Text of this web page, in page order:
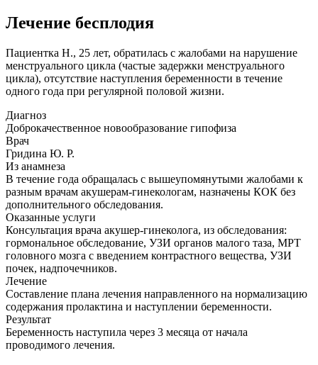
Лечение бесплодия
Пациентка Н., 25 лет, обратилась с жалобами на нарушение
менструального цикла (частые задержки менструального
цикла), отсутствие наступления беременности в течение
одного года при регулярной половой жизни.
Диагноз
Доброкачественное новообразование гипофиза
Врач
Гридина Ю. Р.
Из анамнеза
В течение года обращалась с вышеупомянутыми жалобами к
разным врачам акушерам-гинекологам, назначены КОК без
дополнительного обследования.
Оказанные услуги
Консультация врача акушер-гинеколога, из обследования:
гормональное обследование, УЗИ органов малого таза, МРТ
головного мозга с введением контрастного вещества, УЗИ
почек, надпочечников.
Лечение
Составление плана лечения направленного на нормализацию
содержания пролактина и наступлении беременности.
Результат
Беременность наступила через 3 месяца от начала
проводимого лечения.